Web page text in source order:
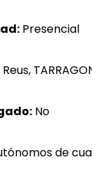
Presencial
Reus,
No
de